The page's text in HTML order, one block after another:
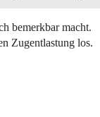
bemerkbar macht.
Zugentlastung los.